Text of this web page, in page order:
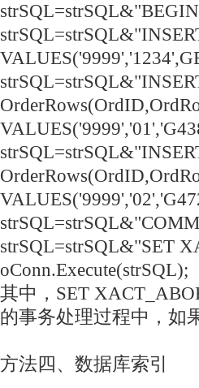
strSQL=strSQL&"SET
oConn.Execute(strSQL);
其中，SET
的事务处理过程中，如
方法四、数据库索引